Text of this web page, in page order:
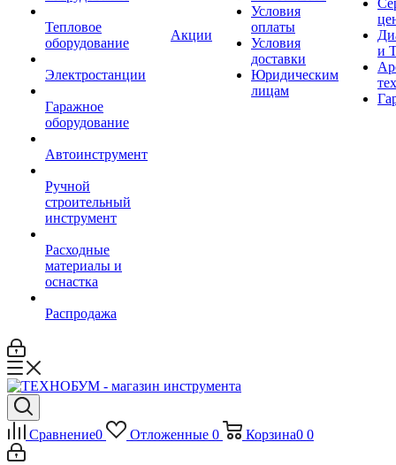
Тепловое
оборудование
Электростанции
Гаражное
оборудование
Автоинструмент
Ручной
строительный
инструмент
Расходные
материалы и
оснастка
Распродажа
Акции
Условия
оплаты
Условия
доставки
Юридическим
лицам
и
Сравнение0 Отложенные 0 Корзина0 0